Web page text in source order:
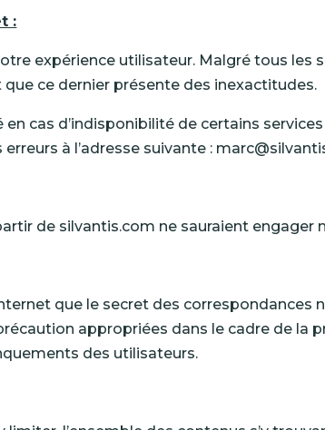
:
expérience utilisateur. Malgré tous les
ce dernier présente des inexactitudes.
cas d’indisponibilité de certains
à l’adresse suivante :
de silvantis.com ne sauraient engager
que le secret des correspondances
appropriées dans le cadre de la
des utilisateurs.